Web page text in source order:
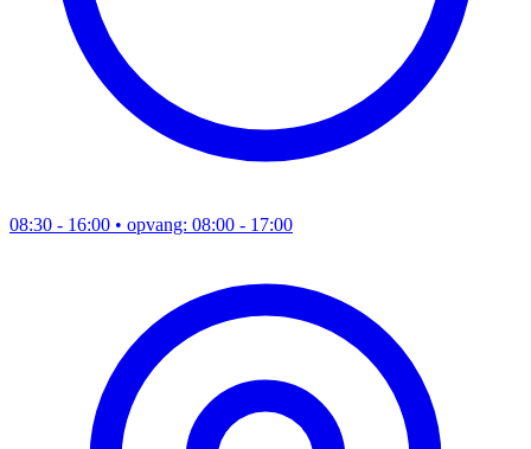
08:30 - 16:00 • opvang: 08:00 - 17:00